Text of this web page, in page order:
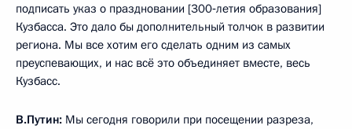
подписать указ о праздновании [300‑летия образования]
Кузбасса. Это дало бы дополнительный толчок в развитии
региона. Мы все хотим его сделать одним из самых
преуспевающих, и нас всё это объединяет вместе, весь
Кузбасс.
В.Путин: Мы сегодня говорили при посещении разреза,